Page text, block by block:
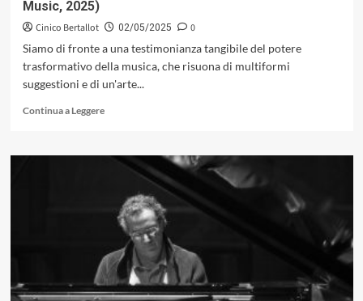
Music, 2025)
Cinico Bertallot 02/05/2025
0
Siamo di fronte a una testimonianza tangibile del potere
trasformativo della musica, che risuona di multiformi
suggestioni e di un'arte...
Continua a LeggereLeggi
su
Emiliano
Rossana
Casale
Maria
Laura
Baccarini)